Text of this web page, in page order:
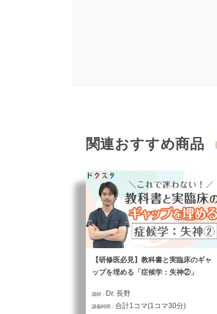
関連おすすめ商品
【研修医必見】教科書と実臨床のギャ
ップを埋める「症候学：失神②」
講師： Dr. 長野
講義時間： 合計1コマ(1コマ30分)